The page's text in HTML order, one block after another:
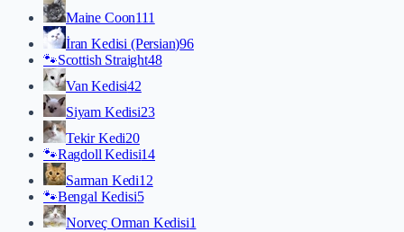
Maine Coon111
İran Kedisi (Persian)96
🐾Scottish Straight48
Van Kedisi42
Siyam Kedisi23
Tekir Kedi20
🐾Ragdoll Kedisi14
Sarman Kedi12
🐾Bengal Kedisi5
Norveç Orman Kedisi1